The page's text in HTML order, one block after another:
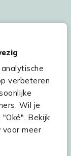
verbeteren
Wil je
Bekijk
voor meer